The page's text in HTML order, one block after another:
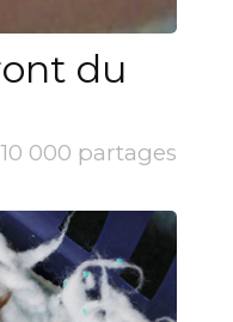
du
10 000 partages